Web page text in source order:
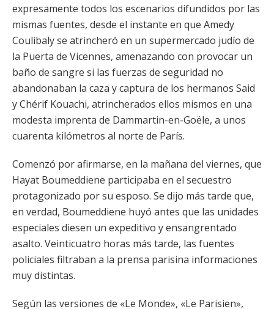
expresamente todos los escenarios difundidos por las
mismas fuentes, desde el instante en que Amedy
Coulibaly se atrincheró en un supermercado judío de
la Puerta de Vicennes, amenazando con provocar un
baño de sangre si las fuerzas de seguridad no
abandonaban la caza y captura de los hermanos Said
y Chérif Kouachi, atrincherados ellos mismos en una
modesta imprenta de Dammartin-en-Goële, a unos
cuarenta kilómetros al norte de París.
Comenzó por afirmarse, en la mañana del viernes, que
Hayat Boumeddiene participaba en el secuestro
protagonizado por su esposo. Se dijo más tarde que,
en verdad, Boumeddiene huyó antes que las unidades
especiales diesen un expeditivo y ensangrentado
asalto. Veinticuatro horas más tarde, las fuentes
policiales filtraban a la prensa parisina informaciones
muy distintas.
Según las versiones de «Le Monde», «Le Parisien»,